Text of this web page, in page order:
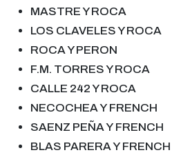
MASTRE Y ROCA
LOS CLAVELES Y ROCA
ROCA Y PERON
F.M. TORRES Y ROCA
CALLE 242 Y ROCA
NECOCHEA Y FRENCH
SAENZ PEÑA Y FRENCH
BLAS PARERA Y FRENCH